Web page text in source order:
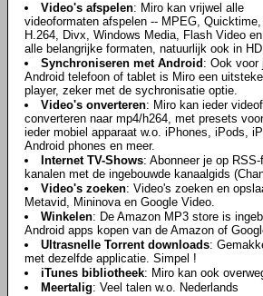
Video's afspelen: Miro kan vrijwel alle
videoformaten afspelen -- MPEG, Quicktime,
H.264, Divx, Windows Media, Flash Video
alle belangrijke formaten, natuurlijk ook in
Synchroniseren met Android : Ook voor
Android telefoon of tablet is Miro een
player, zeker met de sychronisatie optie.
Video's onverteren: Miro kan ieder
converteren naar mp4/h264, met presets
ieder mobiel apparaat w.o. iPhones, iPods,
Android phones en meer.
Internet TV-Shows: Abonneer je op
kanalen met de ingebouwde kanaalgids
Video's zoeken: Video's zoeken en
Metavid, Mininova en Google Video.
Winkelen: De Amazon MP3 store is
Android apps kopen van de Amazon of
Ultrasnelle Torrent downloads:
met dezelfde applicatie. Simpel !
iTunes bibliotheek: Miro kan ook
Meertalig: Veel talen w.o. Nederlands